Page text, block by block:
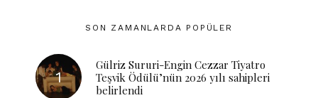
SON ZAMANLARDA POPÜLER
Gülriz Sururi-Engin Cezzar Tiyatro
Teşvik Ödülü’nün 2026 yılı sahipleri
belirlendi